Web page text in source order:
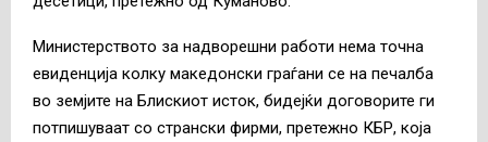
Министерството за надворешни работи нема точна
евиденција колку македонски граѓани се на печалба
во земјите на Блискиот исток, бидејќи договорите ги
потпишуваат со странски фирми, претежно КБР, која